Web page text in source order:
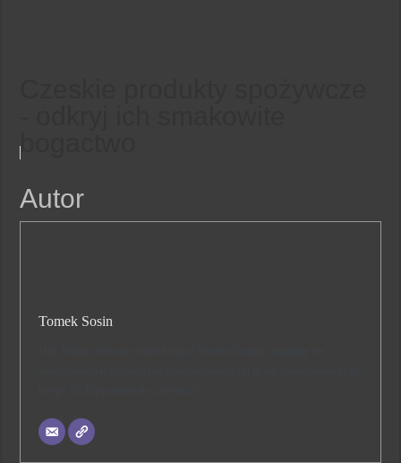
bogactwo
Autor
Tomek Sosin